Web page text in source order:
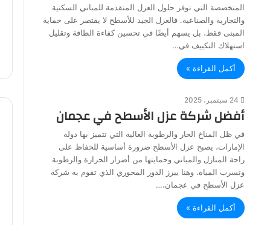
المتخصصة التي توفر حلول العزل المتقدمة للمباني السكنية
والتجارية والصناعية. فالعزل الجيد للأسطح لا يقتصر على حماية
المبنى فقط، بل يسهم أيضًا في تحسين كفاءة الطاقة وتقليل
استهلاك التكييف في…
أكمل القراءة »
24 سبتمبر، 2025
أفضل شركة عزل الأسطح في عجمان
في ظل المناخ الحار والرطوبة العالية التي تتميز بها دولة
الإمارات، يصبح عزل الأسطح ضرورة أساسية للحفاظ على
راحة المنازل والمباني وحمايتها من أضرار الحرارة والرطوبة
وتسرب المياه. وهنا يبرز الدور المحوري الذي تقوم به شركة
عزل الأسطح في عجمان،…
أكمل القراءة »